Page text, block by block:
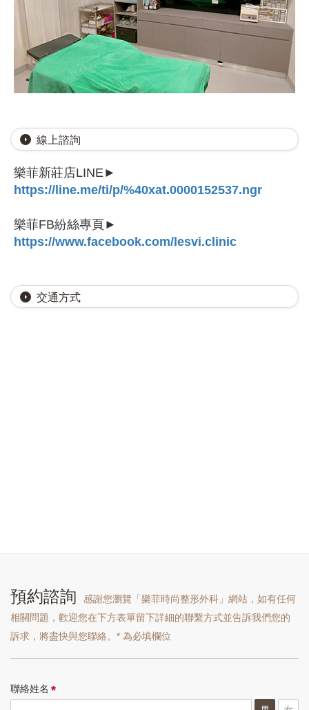
線上諮詢
樂菲新莊店LINE►
https://line.me/ti/p/%40xat.0000152537.ngr
樂菲FB紛絲專頁►
https://www.facebook.com/lesvi.clinic
交通方式
預約諮詢
感謝您瀏覽「樂菲時尚整形外科」網站，如有任何
相關問題，歡迎您在下方表單留下詳細的聯繫方式並告訴我們您的
訴求，將盡快與您聯絡。* 為必填欄位
聯絡姓名 *